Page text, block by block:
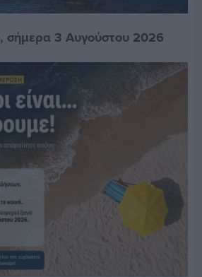
σήμερα 3 Αυγούστου 2026